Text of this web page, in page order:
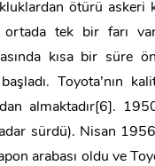
ötürü askeri
tek bir farı
kısa bir süre
Toyota’nın
almaktadır[6].
sürdü). Nisan
arabası oldu ve